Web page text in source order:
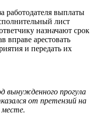
работодателя выплаты
лист
назначают срок
вправе арестовать
и передать их
вынужденного прогула
от претензий на
месте.